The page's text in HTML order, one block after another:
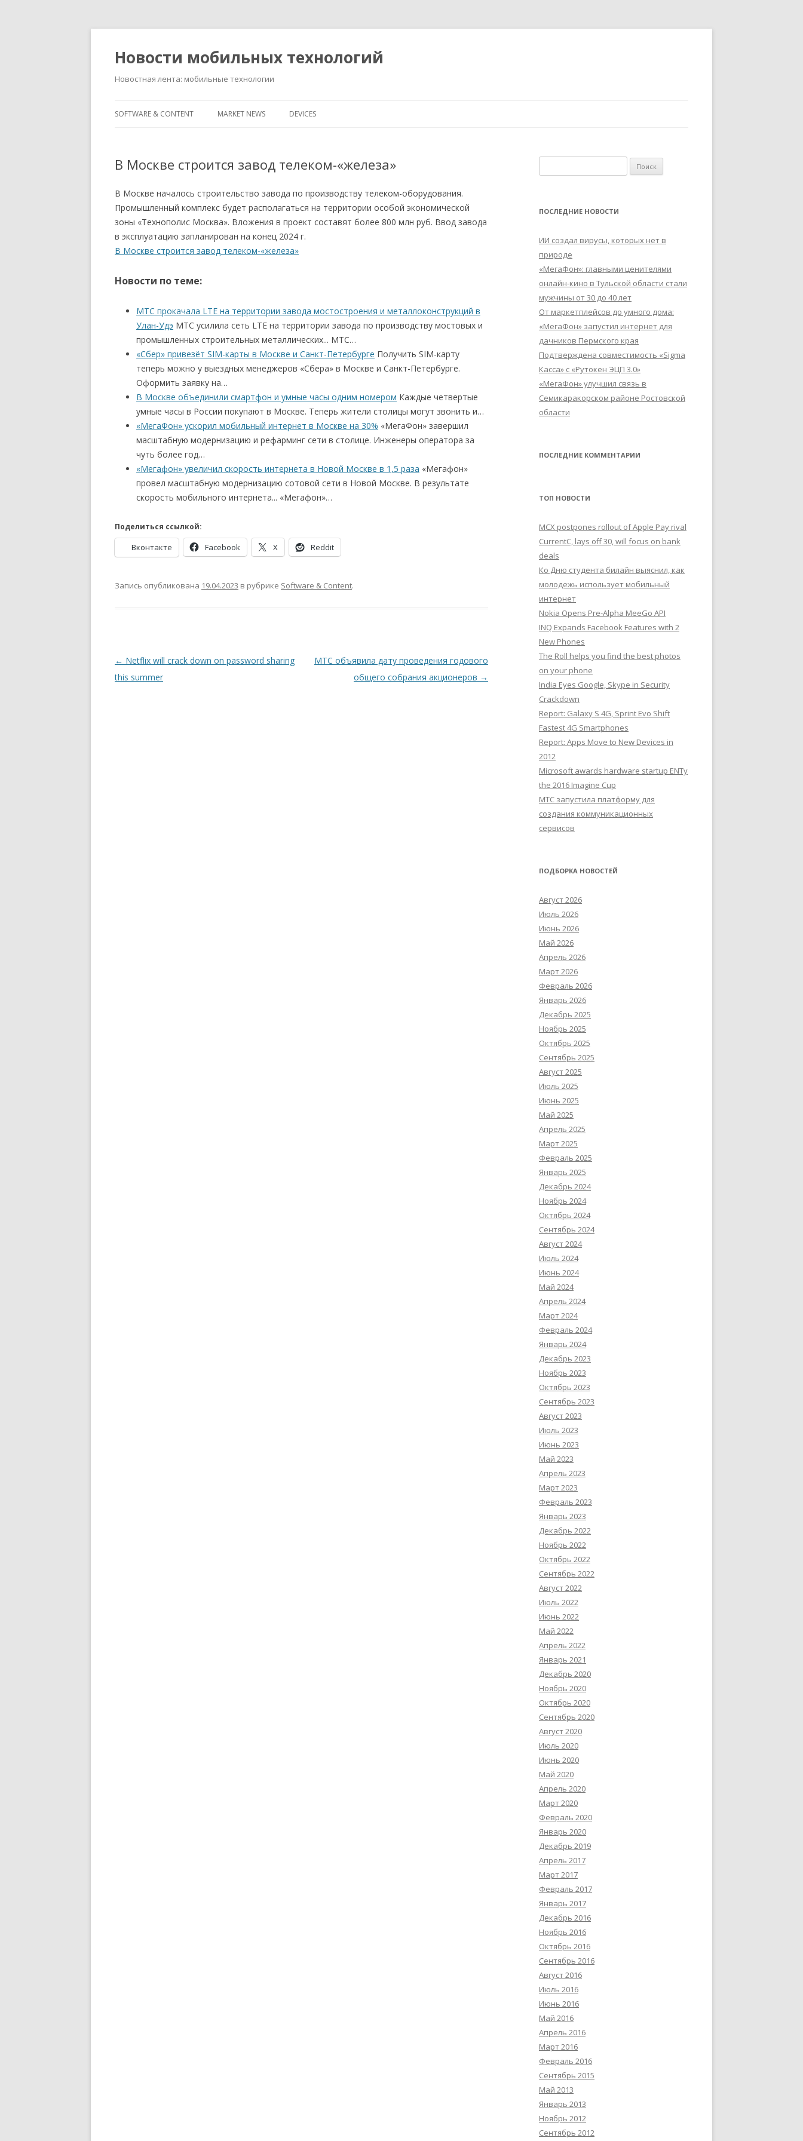
Новости мобильных технологий
Новостная лента: мобильные технологии
SOFTWARE & CONTENT MARKET NEWS DEVICES
В Москве строится завод телеком-«железа»
В Москве началось строительство завода по производству телеком-оборудования.
Промышленный комплекс будет располагаться на территории особой экономической
зоны «Технополис Москва». Вложения в проект составят более 800 млн руб. Ввод завода
в эксплуатацию запланирован на конец 2024 г.
В Москве строится завод телеком-«железа»
Новости по теме:
МТС прокачала LTE на территории завода мостостроения и металлоконструкций в
Улан-Удэ МТС усилила сеть LTE на территории завода по производству мостовых и
промышленных строительных металлических... МТС…
«Сбер» привезёт SIM-карты в Москве и Санкт-Петербурге Получить SIM-карту
теперь можно у выездных менеджеров «Сбера» в Москве и Санкт-Петербурге.
Оформить заявку на…
В Москве объединили смартфон и умные часы одним номером Каждые четвертые
умные часы в России покупают в Москве. Теперь жители столицы могут звонить и…
«МегаФон» ускорил мобильный интернет в Москве на 30% «МегаФон» завершил
масштабную модернизацию и рефарминг сети в столице. Инженеры оператора за
чуть более год…
«Мегафон» увеличил скорость интернета в Новой Москве в 1,5 раза «Мегафон»
провел масштабную модернизацию сотовой сети в Новой Москве. В результате
скорость мобильного интернета... «Мегафон»…
Поделиться ссылкой:
Вконтакте Facebook X Reddit
Запись опубликована 19.04.2023 в рубрике Software & Content.
Навигация
по
← Netflix will crack down on password sharing
this summer
МТС объявила дату проведения годового
общего собрания акционеров →
ПОСЛЕДНИЕ НОВОСТИ
ИИ создал вирусы, которых нет в
природе
«МегаФон»: главными ценителями
онлайн-кино в Тульской области стали
мужчины от 30 до 40 лет
От маркетплейсов до умного дома:
«МегаФон» запустил интернет для
дачников Пермского края
Подтверждена совместимость «Sigma
Касса» с «Рутокен ЭЦП 3.0»
«МегаФон» улучшил связь в
Семикаракорском районе Ростовской
области
ПОСЛЕДНИЕ КОММЕНТАРИИ
ТОП НОВОСТИ
MCX postpones rollout of Apple Pay rival
CurrentC, lays off 30, will focus on bank
deals
Ко Дню студента билайн выяснил, как
молодежь использует мобильный
интернет
Nokia Opens Pre-Alpha MeeGo API
INQ Expands Facebook Features with 2
New Phones
The Roll helps you find the best photos
on your phone
India Eyes Google, Skype in Security
Crackdown
Report: Galaxy S 4G, Sprint Evo Shift
Fastest 4G Smartphones
Report: Apps Move to New Devices in
2012
Microsoft awards hardware startup ENTy
the 2016 Imagine Cup
МТС запустила платформу для
создания коммуникационных
сервисов
ПОДБОРКА НОВОСТЕЙ
Август 2026
Июль 2026
Июнь 2026
Май 2026
Апрель 2026
Март 2026
Февраль 2026
Январь 2026
Декабрь 2025
Ноябрь 2025
Октябрь 2025
Сентябрь 2025
Август 2025
Июль 2025
Июнь 2025
Май 2025
Апрель 2025
Март 2025
Февраль 2025
Январь 2025
Декабрь 2024
Ноябрь 2024
Октябрь 2024
Сентябрь 2024
Август 2024
Июль 2024
Июнь 2024
Май 2024
Апрель 2024
Март 2024
Февраль 2024
Январь 2024
Декабрь 2023
Ноябрь 2023
Октябрь 2023
Сентябрь 2023
Август 2023
Июль 2023
Июнь 2023
Май 2023
Апрель 2023
Март 2023
Февраль 2023
Январь 2023
Декабрь 2022
Ноябрь 2022
Октябрь 2022
Сентябрь 2022
Август 2022
Июль 2022
Июнь 2022
Май 2022
Апрель 2022
Январь 2021
Декабрь 2020
Ноябрь 2020
Октябрь 2020
Сентябрь 2020
Август 2020
Июль 2020
Июнь 2020
Май 2020
Апрель 2020
Март 2020
Февраль 2020
Январь 2020
Декабрь 2019
Апрель 2017
Март 2017
Февраль 2017
Январь 2017
Декабрь 2016
Ноябрь 2016
Октябрь 2016
Сентябрь 2016
Август 2016
Июль 2016
Июнь 2016
Май 2016
Апрель 2016
Март 2016
Февраль 2016
Сентябрь 2015
Май 2013
Январь 2013
Ноябрь 2012
Сентябрь 2012